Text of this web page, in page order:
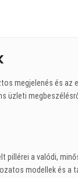
megjelenés és az
pillérei a valódi,
modellek és